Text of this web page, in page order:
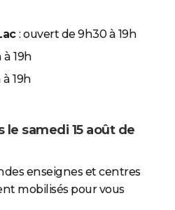
: ouvert de 9h30 à 19h
à 19h
à 19h
samedi 15 août de
enseignes et centres
mobilisés pour vous